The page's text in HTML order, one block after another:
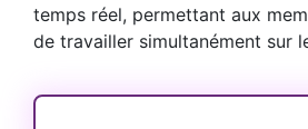
temps réel, permettant aux
de travailler simultanément sur